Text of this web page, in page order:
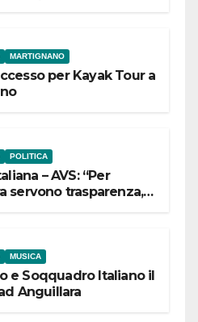
MARTIGNANO
per Kayak Tour a
POLITICA
– AVS: “Per
servono trasparenza,
MUSICA
e Soqquadro Italiano il
Anguillara